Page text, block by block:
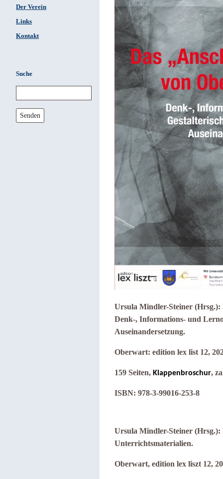
Der Verein
Links
Kontakt
Suche
Senden
Ursula Mindler-Steiner (Hrsg.):
Denk-, Informations- und
Auseinandersetzung.
Oberwart: edition lex list 12,
159 Seiten, Klappenbroschur,
ISBN: 978-3-99016-253-8
Ursula Mindler-Steiner (Hrsg.):
Unterrichtsmaterialien.
Oberwart, edition lex liszt 12,